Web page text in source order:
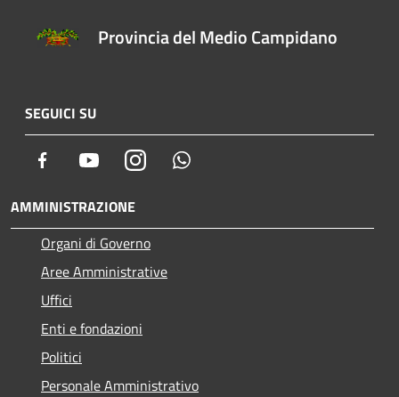
Provincia del Medio Campidano
SEGUICI SU
Facebook YoutubeInstagram
AMMINISTRAZIONE
Organi di Governo
Aree Amministrative
Uffici
Enti e fondazioni
Politici
Personale Amministrativo